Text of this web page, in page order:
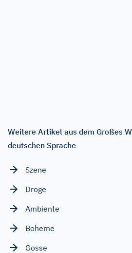
Weitere Artikel aus dem Großes
deutschen Sprache
Szene
Droge
Ambiente
Boheme
Gosse